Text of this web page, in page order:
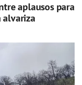
aplausos para
alvariza